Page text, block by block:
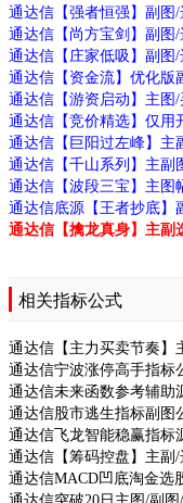
通达信【尚方宝剑】副图
通达信【庄家低吸】副图
通达信【游资启动】主图
通达信【波段三宝】主图
通达信底源【王者抄底】
相关指标公式
通达信宁波涨停高手指标
通达信未来函数参考辅助
通达信股市逃生指标副图
通达信飞龙智能稳赢指标
通达信MACD凹底淘金选